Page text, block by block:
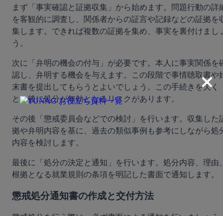
まず「事実確認と証拠収集」から始めます。問題行動の詳
を客観的に調査し、関係者からの証言や記録などの証拠を
集します。できれば複数の証拠を集め、事実を裏付けまし
う。
次に「弁明の機会の付与」が必要です。本人に事実関係を
認し、弁明する機会を与えます。この段階で事情聴取書や
末書を提出してもらうとよいでしょう。この手続きを欠く
と、後に処分が無効となるリスクがあります。
その後「懲戒委員会などでの検討」を行います。収集した
拠や弁明内容を基に、過去の類似事例も参考にしながら処
内容を検討します。
最後に「処分の決定と通知」を行います。処分内容、理由
根拠となる就業規則の条項を明記した書面で通知します。
懲戒処分通知書の作成と交付方法